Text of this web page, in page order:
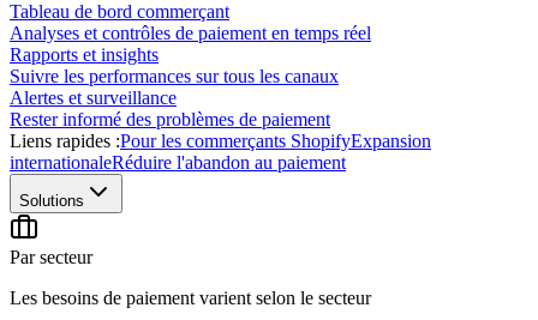
Tableau de bord commerçant
Analyses et contrôles de paiement en temps réel
Rapports et insights
Suivre les performances sur tous les canaux
Alertes et surveillance
Rester informé des problèmes de paiement
Liens rapides :Pour les commerçants ShopifyExpansion
internationaleRéduire l'abandon au paiement
Solutions
Par secteur
Les besoins de paiement varient selon le secteur